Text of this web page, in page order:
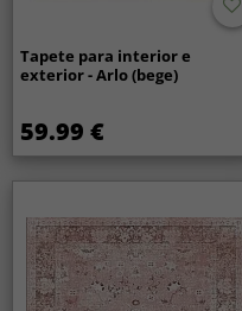
Tapete para interior e
exterior - Arlo (bege)
59.99 €